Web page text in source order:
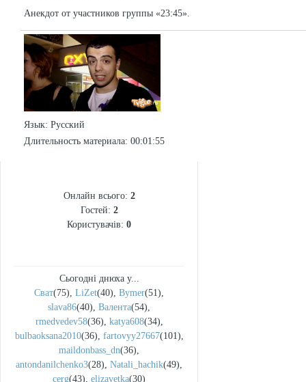
Анекдот от участников группы «23:45».
Язык: Русский
Длительность материала: 00:01:55
Онлайн всього: 2
Гостей: 2
Користувачів: 0
Сьогодні днюха у...
Сват(75), LiZet(40), Bymer(51),
slava86(40), Валента(54),
rmedvedev58(36), katya608(34),
bulbaoksana2010(36), fartovyy27667(101),
maildonbass_dn(36),
antondanilchenko3(28), Natali_hachik(49),
cerg(43), elizavetka(30)